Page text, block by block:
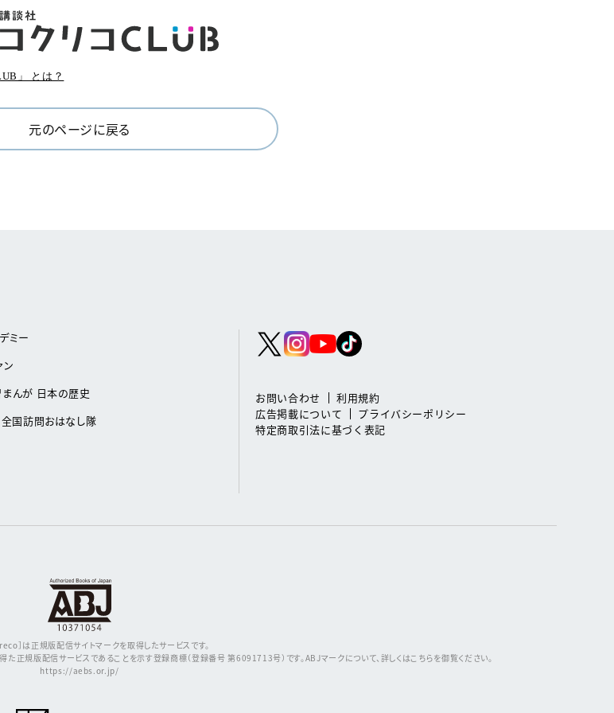
」 とは？
元のページに戻る
ミー
ン
んが 日本の歴史
国訪問おはなし隊
お問い合わせ
利用規約
広告掲載について
プライバシーポリシー
特定商取引法に基づく表記
］は正規版配信サイトマークを取得したサービスです。
正規版配信サービスであることを示す登録商標（登録番号 第6091713号）です。ABJマークについて、詳しくはこちらを御覧ください。
https://aebs.or.jp/